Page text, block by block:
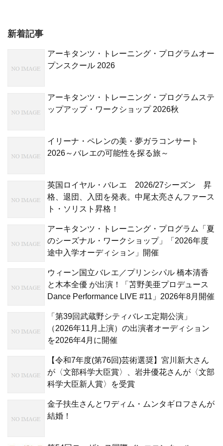
新着記事
アーキタンツ・トレーニング・プログラムオー
プンスクール 2026
アーキタンツ・トレーニング・プログラムステ
ップアップ・ワークショップ 2026秋
イリーナ・ペレンの美・夢ガラコンサート
2026～バレエの可能性を探る旅～
英国ロイヤル・バレエ 2026/27シーズン 昇
格、退団、入団を発表。中尾太亮さんファース
ト・ソリスト昇格！
アーキタンツ・トレーニング・プログラム「夏
のシーズナル・ワークショップ」「2026年度
途中入学オーディション」開催
ウィーン国立バレエ／プリンシパル 橋本清香
と木本全優 が出演！「苫野美亜プロデュース
Dance Performance LIVE #11」2026年8月開催
「第39回武蔵野シティバレエ定期公演」
（2026年11月上演）の出演者オーディション
を2026年4月に開催
【令和7年度(第76回)芸術選奨】宮川新大さん
が〈文部科学大臣賞〉、岩井優花さんが〈文部
科学大臣新人賞〉を受賞
金子扶生さんとワディム・ムンタギロフさんが
結婚！